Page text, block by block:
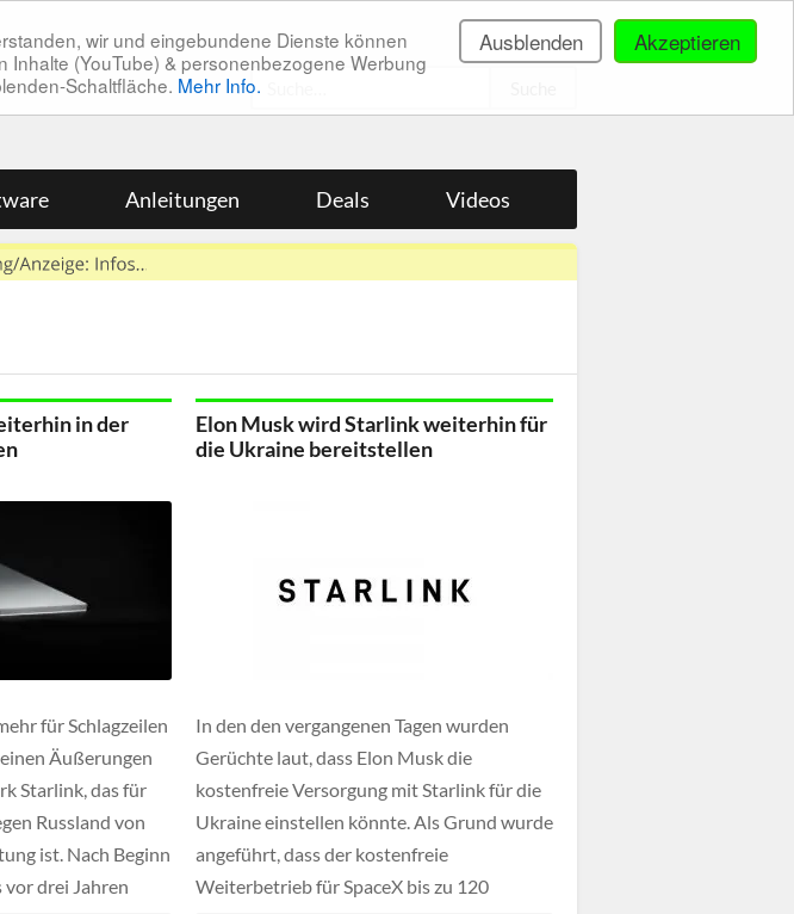
Akzeptieren
Ausblenden
wir und eingebundene Dienste können
(YouTube) & personenbezogene Werbung
Schaltfläche. Mehr Info.
Anleitungen Deals Videos
in der
für Schlagzeilen
Äußerungen
Starlink, das für
Russland von
ist. Nach Beginn
vor drei Jahren
Elon Musk wird Starlink weiterhin für
die Ukraine bereitstellen
In den den vergangenen Tagen wurden
Gerüchte laut, dass Elon Musk die
kostenfreie Versorgung mit Starlink für die
Ukraine einstellen könnte. Als Grund wurde
angeführt, dass der kostenfreie
Weiterbetrieb für SpaceX bis zu 120